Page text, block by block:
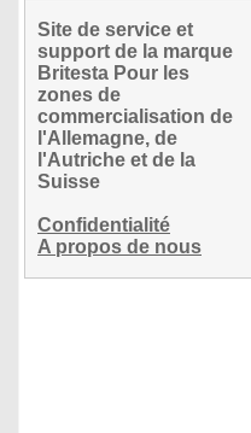
Site de service et
support de la marque
Britesta Pour les
zones de
commercialisation de
l'Allemagne, de
l'Autriche et de la
Suisse
Confidentialité
A propos de nous